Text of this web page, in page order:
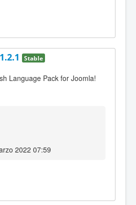
Stable
Language Pack for Joomla!
2022 07:59